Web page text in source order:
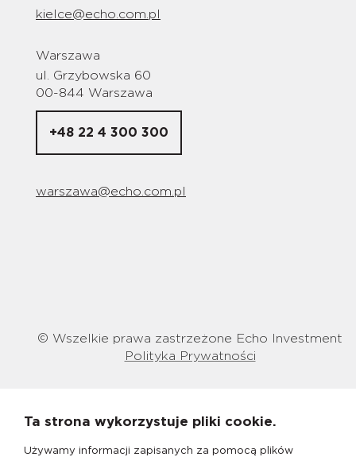
kielce@echo.com.pl
Warszawa
ul. Grzybowska 60
00-844 Warszawa
+48 22 4 300 300
warszawa@echo.com.pl
© Wszelkie prawa zastrzeżone Echo Investment
Polityka Prywatności
Ta strona wykorzystuje pliki cookie.
Używamy informacji zapisanych za pomocą plików